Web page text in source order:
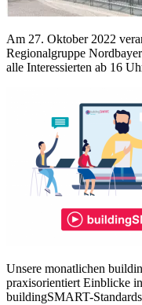
Am 27. Oktober 2022
Regionalgruppe
alle Interessierten ab 16
Unsere monatlichen
praxisorientiert Einblicke
buildingSMART-